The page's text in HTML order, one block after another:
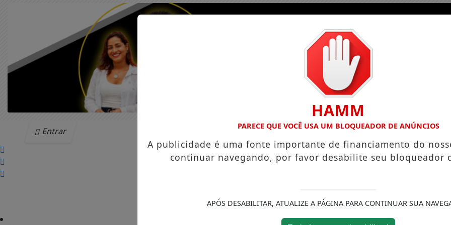
Entrar
HAMM
PARECE QUE VOCÊ USA UM BLOQUEADOR DE ANÚNCIOS
A publicidade é uma fonte importante de financiamento do
continuar navegando, por favor desabilite seu bloqueador
APÓS DESABILITAR, ATUALIZE A PÁGINA PARA CONTINUAR SUA